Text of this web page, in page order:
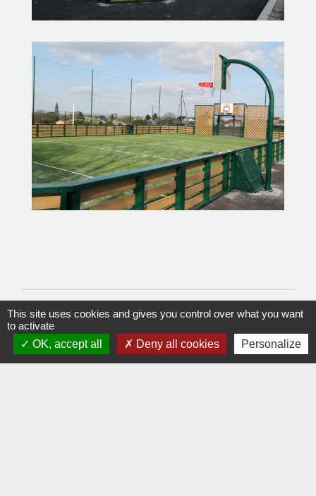
Contacts
This site uses cookies and gives you control over what you want
to activate
OK, accept all
Deny all cookies Personalize